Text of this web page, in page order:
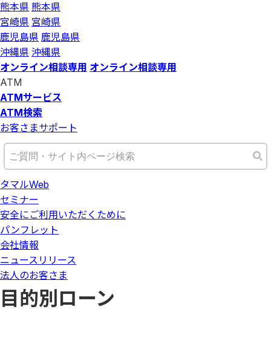
熊本県 熊本県
宮崎県 宮崎県
鹿児島県 鹿児島県
沖縄県 沖縄県
オンライン相談専用 オンライン相談専用
ATM
ATMサービス
ATM検索
お客さまサポート
タマルWeb
セミナー
安全にご利用いただくために
パンフレット
会社情報
ニュースリリース
法人のお客さま
目的別ローン